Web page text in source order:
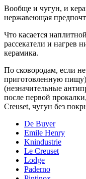
Вообще и чугун, и
нержавеющая
Что касается
рассекатели и нагрев
керамика.
По сковородам, если
приготовленную
(незначительные
после первой
Creuset, чугун без
De Buyer
Emile Henry
Knindustrie
Le Creuset
Lodge
Paderno